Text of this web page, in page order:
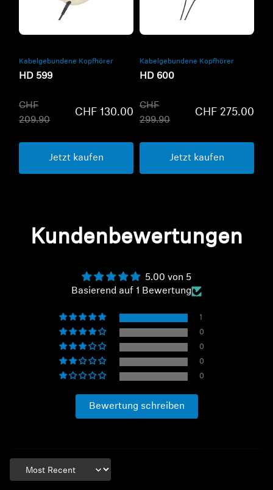
Kabelgebundene Kopfhörer
HD 599
CHF
209.90
CHF 130.00
Jetzt kaufen
Kabelgebundene Kopfhörer
HD 600
CHF
299.90
CHF 275.00
Jetzt kaufen
Kundenbewertungen
5.00 von 5
Basierend auf 1 Bewertung
1
0
0
0
0
Bewertung schreiben
Sort by